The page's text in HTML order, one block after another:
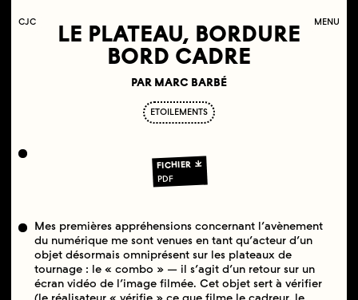
COLLECTIF
JEUNE
C MENU
LE PLATEAU, BORDURE
BORD CADRE
PAR MARC BARBÉ
ETOILEMENTS
FICHIER
PDF
Mes premières appréhensions concernant l’avènement
du numérique me sont venues en tant qu’acteur d’un
objet désormais omniprésent sur les plateaux de
tournage : le « combo » — il s’agit d’un retour sur un
écran vidéo de l’image filmée. Cet objet sert à vérifier